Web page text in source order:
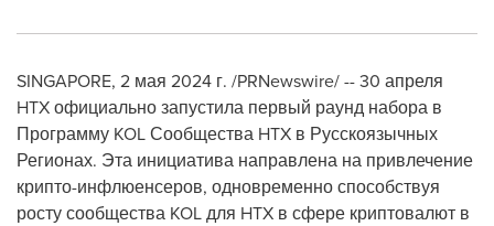
SINGAPORE, 2 мая 2024 г. /PRNewswire/ -- 30 апреля
HTX официально запустила первый раунд набора в
Программу KOL Сообщества HTX в Русскоязычных
Регионах. Эта инициатива направлена на привлечение
крипто-инфлюенсеров, одновременно способствуя
росту сообщества KOL для HTX в сфере криптовалют в